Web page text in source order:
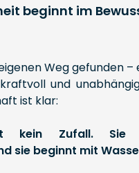
beginnt im
Weg gefunden –
und
ist klar:
kein Zufall.
sie beginnt mit